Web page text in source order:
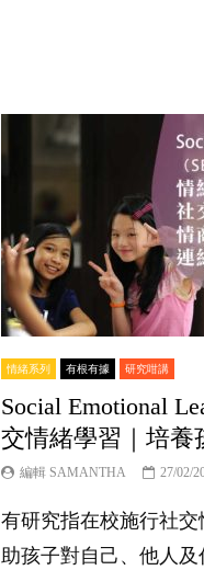
情緒系列 有根有據 研究咁講
Social Emotional
交情緒學習｜培養
編輯 SAMANTHA 27/02/
有研究指在校施行社
助孩子對自己、他人及